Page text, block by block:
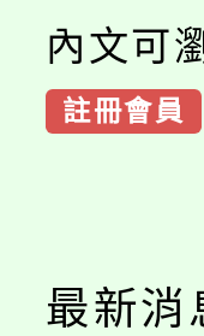
內文可
註冊會員
最新消